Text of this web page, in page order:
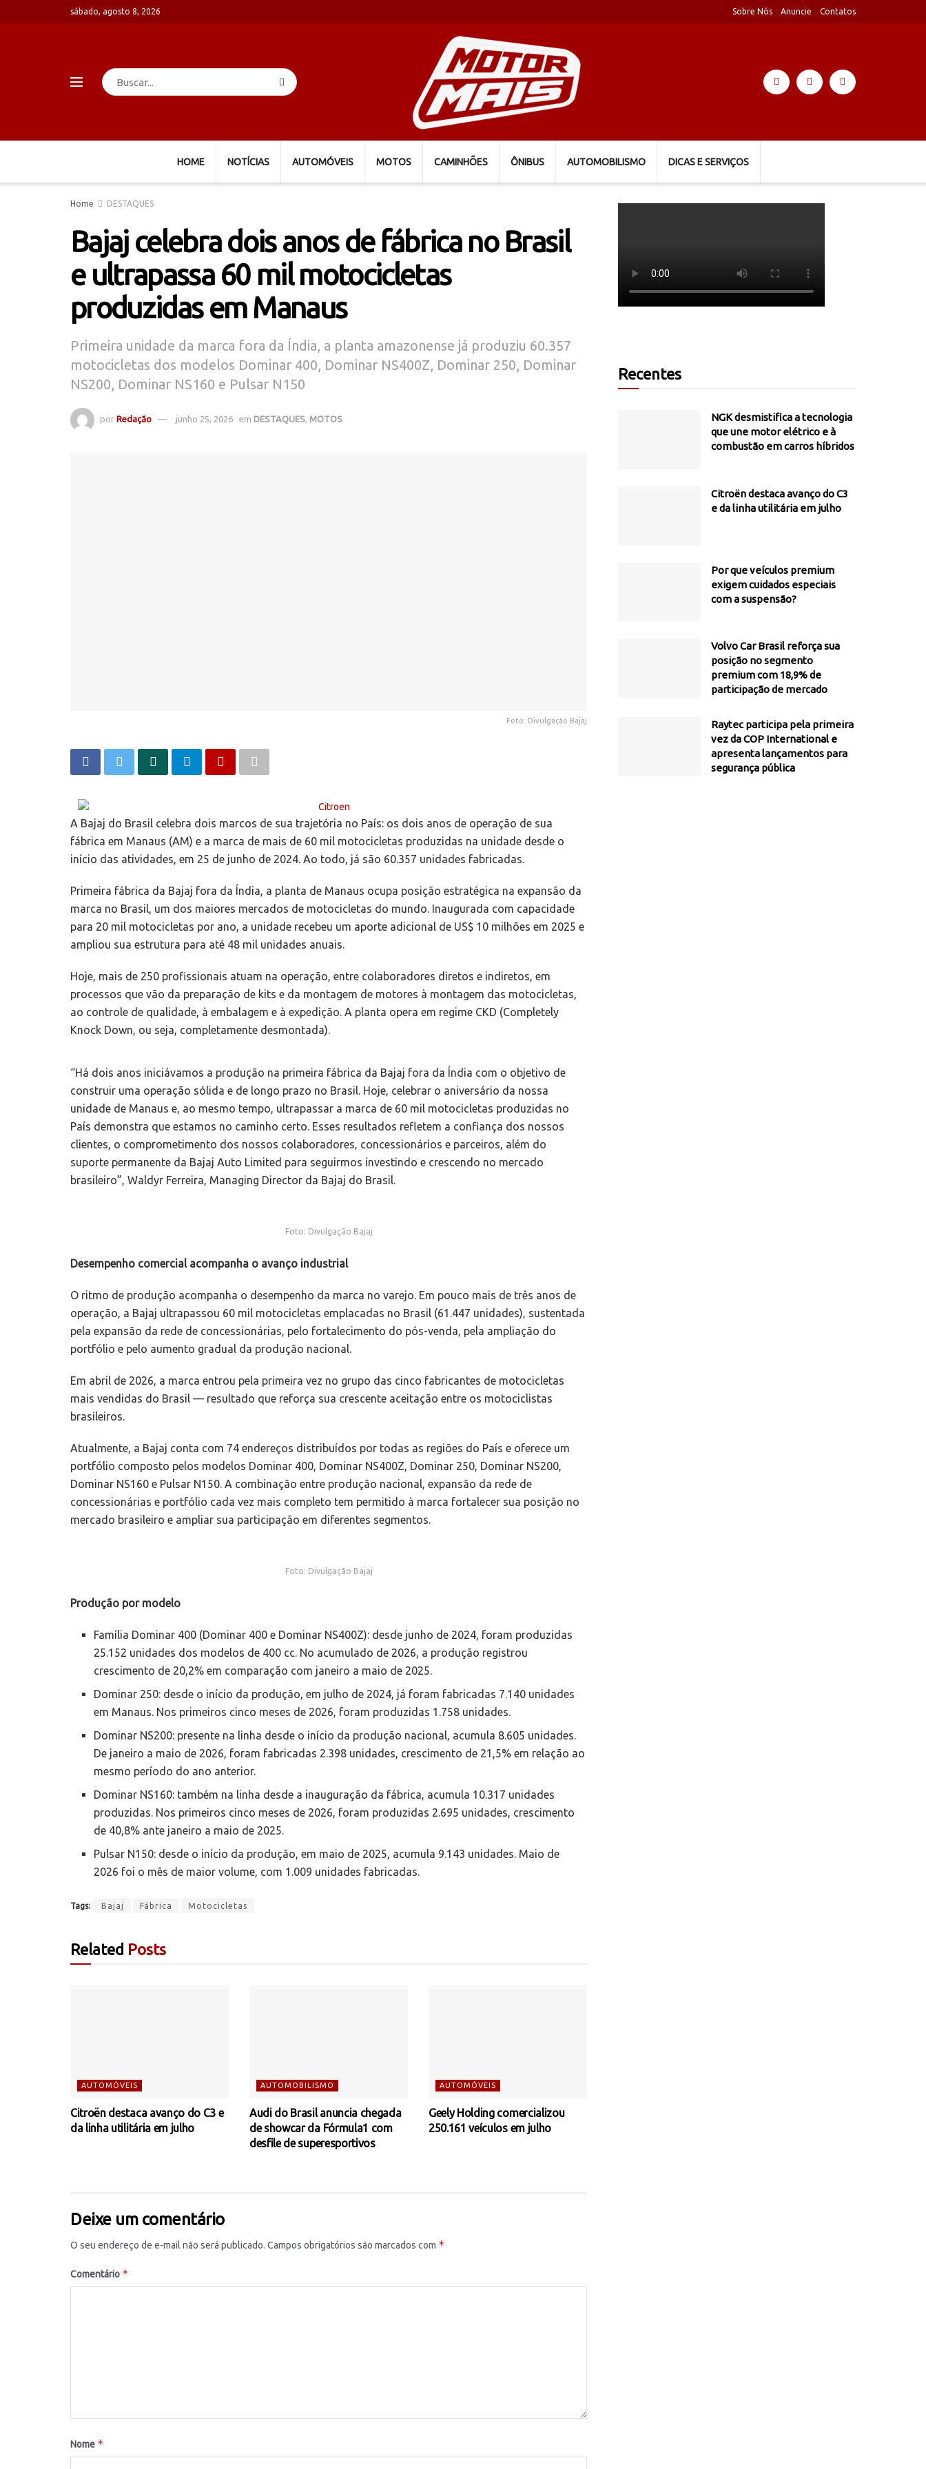
sábado, agosto 8, 2026 Sobre Nós Anuncie Contatos
HOME NOTÍCIAS AUTOMÓVEIS MOTOS CAMINHÕES ÔNIBUS AUTOMOBILISMO DICAS E SERVIÇOS
Home DESTAQUES
Bajaj celebra dois anos de fábrica no Brasil
e ultrapassa 60 mil motocicletas
produzidas em Manaus
Primeira unidade da marca fora da Índia, a planta amazonense já produziu 60.357
motocicletas dos modelos Dominar 400, Dominar NS400Z, Dominar 250, Dominar
NS200, Dominar NS160 e Pulsar N150
por Redação junho 25, 2026 em DESTAQUES MOTOS
Foto: Divulgação Bajaj
A Bajaj do Brasil celebra dois marcos de sua trajetória no País: os dois anos de operação de sua
fábrica em Manaus (AM) e a marca de mais de 60 mil motocicletas produzidas na unidade desde o
início das atividades, em 25 de junho de 2024. Ao todo, já são 60.357 unidades fabricadas.
Primeira fábrica da Bajaj fora da Índia, a planta de Manaus ocupa posição estratégica na expansão da
marca no Brasil, um dos maiores mercados de motocicletas do mundo. Inaugurada com capacidade
para 20 mil motocicletas por ano, a unidade recebeu um aporte adicional de US$ 10 milhões em 2025 e
ampliou sua estrutura para até 48 mil unidades anuais.
Hoje, mais de 250 profissionais atuam na operação, entre colaboradores diretos e indiretos, em
processos que vão da preparação de kits e da montagem de motores à montagem das motocicletas,
ao controle de qualidade, à embalagem e à expedição. A planta opera em regime CKD (Completely
Knock Down, ou seja, completamente desmontada).
“Há dois anos iniciávamos a produção na primeira fábrica da Bajaj fora da Índia com o objetivo de
construir uma operação sólida e de longo prazo no Brasil. Hoje, celebrar o aniversário da nossa
unidade de Manaus e, ao mesmo tempo, ultrapassar a marca de 60 mil motocicletas produzidas no
País demonstra que estamos no caminho certo. Esses resultados refletem a confiança dos nossos
clientes, o comprometimento dos nossos colaboradores, concessionários e parceiros, além do
suporte permanente da Bajaj Auto Limited para seguirmos investindo e crescendo no mercado
brasileiro”, Waldyr Ferreira, Managing Director da Bajaj do Brasil.
Foto: Divulgação Bajaj
Desempenho comercial acompanha o avanço industrial
O ritmo de produção acompanha o desempenho da marca no varejo. Em pouco mais de três anos de
operação, a Bajaj ultrapassou 60 mil motocicletas emplacadas no Brasil (61.447 unidades), sustentada
pela expansão da rede de concessionárias, pelo fortalecimento do pós-venda, pela ampliação do
portfólio e pelo aumento gradual da produção nacional.
Em abril de 2026, a marca entrou pela primeira vez no grupo das cinco fabricantes de motocicletas
mais vendidas do Brasil — resultado que reforça sua crescente aceitação entre os motociclistas
brasileiros.
Atualmente, a Bajaj conta com 74 endereços distribuídos por todas as regiões do País e oferece um
portfólio composto pelos modelos Dominar 400, Dominar NS400Z, Dominar 250, Dominar NS200,
Dominar NS160 e Pulsar N150. A combinação entre produção nacional, expansão da rede de
concessionárias e portfólio cada vez mais completo tem permitido à marca fortalecer sua posição no
mercado brasileiro e ampliar sua participação em diferentes segmentos.
Foto: Divulgação Bajaj
Produção por modelo
Família Dominar 400 (Dominar 400 e Dominar NS400Z): desde junho de 2024, foram produzidas
25.152 unidades dos modelos de 400 cc. No acumulado de 2026, a produção registrou
crescimento de 20,2% em comparação com janeiro a maio de 2025.
Dominar 250: desde o início da produção, em julho de 2024, já foram fabricadas 7.140 unidades
em Manaus. Nos primeiros cinco meses de 2026, foram produzidas 1.758 unidades.
Dominar NS200: presente na linha desde o início da produção nacional, acumula 8.605 unidades.
De janeiro a maio de 2026, foram fabricadas 2.398 unidades, crescimento de 21,5% em relação ao
mesmo período do ano anterior.
Dominar NS160: também na linha desde a inauguração da fábrica, acumula 10.317 unidades
produzidas. Nos primeiros cinco meses de 2026, foram produzidas 2.695 unidades, crescimento
de 40,8% ante janeiro a maio de 2025.
Pulsar N150: desde o início da produção, em maio de 2025, acumula 9.143 unidades. Maio de
2026 foi o mês de maior volume, com 1.009 unidades fabricadas.
Tags: Bajaj Fábrica Motocicletas
Related Posts
AUTOMÓVEIS
Citroën destaca avanço do C3 e
da linha utilitária em julho
AUTOMOBILISMO
Audi do Brasil anuncia chegada
de showcar da Fórmula1 com
desfile de superesportivos
AUTOMÓVEIS
Geely Holding comercializou
250.161 veículos em julho
Deixe um comentário
O seu endereço de e-mail não será publicado. Campos obrigatórios são marcados com *
Comentário *
Nome *
Recentes
NGK desmistifica a tecnologia
que une motor elétrico e à
combustão em carros híbridos
Citroën destaca avanço do C3
e da linha utilitária em julho
Por que veículos premium
exigem cuidados especiais
com a suspensão?
Volvo Car Brasil reforça sua
posição no segmento
premium com 18,9% de
participação de mercado
Raytec participa pela primeira
vez da COP International e
apresenta lançamentos para
segurança pública